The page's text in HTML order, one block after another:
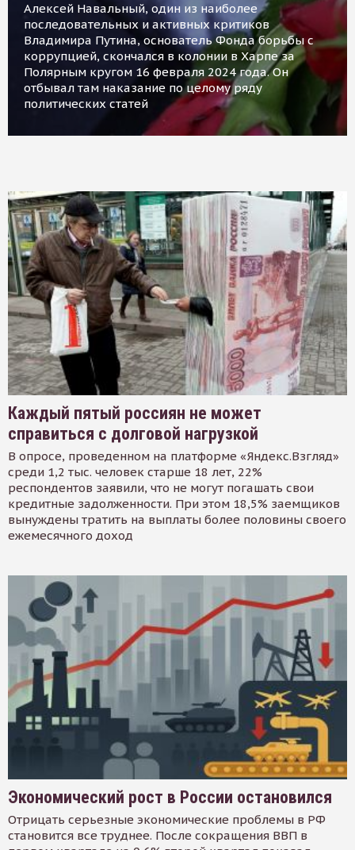
Алексей Навальный, один из наиболее
последовательных и активных критиков
Владимира Путина, основатель Фонда борьбы с
коррупцией, скончался в колонии в Харпе за
Полярным кругом 16 февраля 2024 года. Он
отбывал там наказание по целому ряду
политических статей
Каждый пятый россиян не может
справиться с долговой нагрузкой
В опросе, проведенном на платформе «Яндекс.Взгляд»
среди 1,2 тыс. человек старше 18 лет, 22%
респондентов заявили, что не могут погашать свои
кредитные задолженности. При этом 18,5% заемщиков
вынуждены тратить на выплаты более половины своего
ежемесячного доход
Экономический рост в России остановился
Отрицать серьезные экономические проблемы в РФ
становится все труднее. После сокращения ВВП в